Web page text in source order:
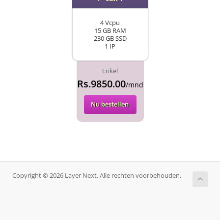
4 Vcpu
15 GB RAM
230 GB SSD
1 IP
Enkel
Rs.9850.00/mnd
Nu bestellen
Copyright © 2026 Layer Next. Alle rechten voorbehouden.